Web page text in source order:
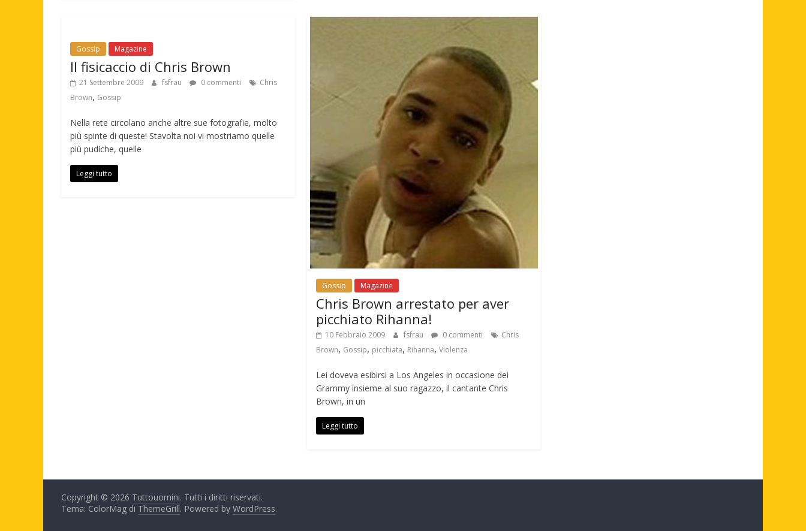
Gossip Magazine
Il fisicaccio di Chris Brown
21 Settembre 2009 fsfrau 0 commenti
Chris
Brown, Gossip
Nella rete circolano anche altre sue fotografie, molto
più spinte di queste! Stavolta noi vi mostriamo quelle
più pudiche, quelle
Leggi tutto
Gossip Magazine
Chris Brown arrestato per aver
picchiato Rihanna!
10 Febbraio 2009 fsfrau 0 commenti
Chris
Brown, Gossip, picchiata, Rihanna,Violenza
Lei doveva esibirsi a Los Angeles in occasione dei
Grammy insieme al suo ragazzo, il cantante Chris
Brown, in un
Leggi tutto
Copyright © 2026 Tuttouomini. Tutti i diritti riservati.
Tema: ColorMag di ThemeGrill. Powered by WordPress.